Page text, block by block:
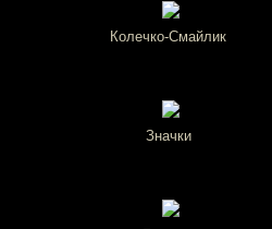
Колечко-Смайлик
Значки